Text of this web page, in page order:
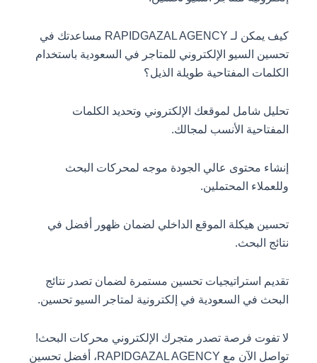
كيف يمكن لـ RAPIDGAZAL AGENCY مساعدتك في
تحسين السيو الإلكتروني للمتاجر في السعودية باستخدام
الكلمات المفتاحية طويلة الذيل؟
تحليل شامل لموقعك الإلكتروني وتحديد الكلمات
المفتاحية الأنسب لمجالك.
إنشاء محتوى عالي الجودة موجه لمحركات البحث
وللعملاء المحتملين.
تحسين هيكلة الموقع الداخلي لضمان ظهور أفضل في
نتائج البحث.
تقديم استراتيجيات تحسين مستمرة لضمان تصدر نتائج
البحث في السعودية في إلكترونية لمتاجر السيو تحسين.
لا تفوت فرصة تصدر متجرك الإلكتروني محركات البحث!
تواصل الآن مع RAPIDGAZAL AGENCY، أفضل تحسين